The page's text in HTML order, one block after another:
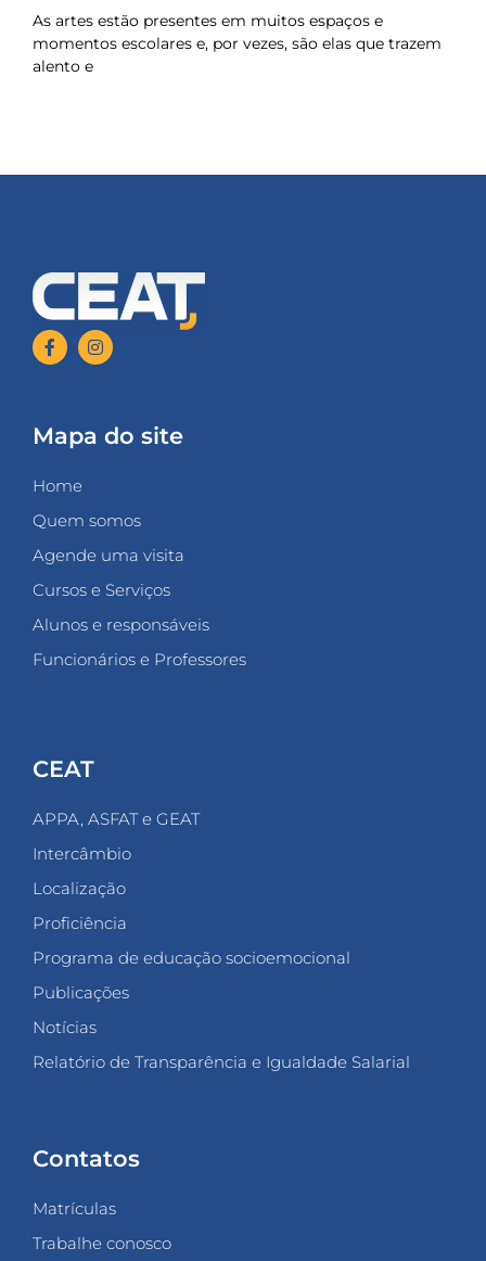
As artes estão presentes em muitos espaços e
momentos escolares e, por vezes, são elas que trazem
alento e
Mapa do site
Home
Quem somos
Agende uma visita
Cursos e Serviços
Alunos e responsáveis
Funcionários e Professores
CEAT
APPA, ASFAT e GEAT
Intercâmbio
Localização
Proficiência
Programa de educação socioemocional
Publicações
Notícias
Relatório de Transparência e Igualdade Salarial
Contatos
Matrículas
Trabalhe conosco